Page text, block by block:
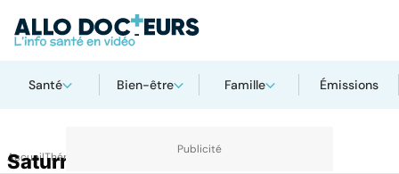
Santé Bien-être Famille Émissions
AccueilThématiques
Saturnisme